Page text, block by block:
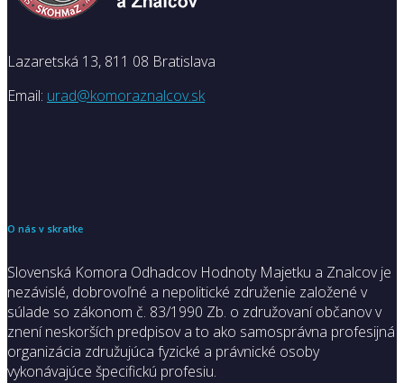
Lazaretská 13, 811 08 Bratislava
Email: urad@komoraznalcov.sk
O nás v skratke
Slovenská Komora Odhadcov Hodnoty Majetku a Znalcov je
nezávislé, dobrovoľné a nepolitické združenie založené v
súlade so zákonom č. 83/1990 Zb. o združovaní občanov v
znení neskorších predpisov a to ako samosprávna profesijná
organizácia združujúca fyzické a právnické osoby
vykonávajúce špecifickú profesiu.